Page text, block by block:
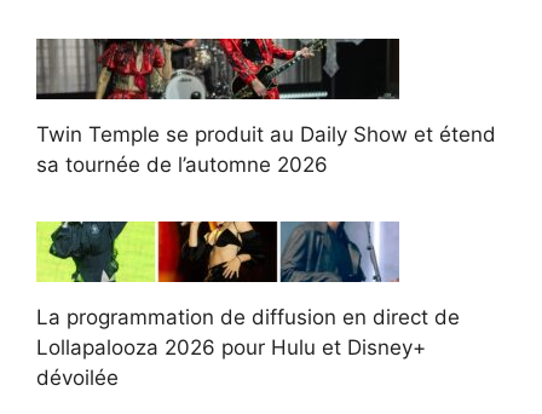
Twin Temple se produit au Daily Show et étend
sa tournée de l’automne 2026
La programmation de diffusion en direct de
Lollapalooza 2026 pour Hulu et Disney+
dévoilée